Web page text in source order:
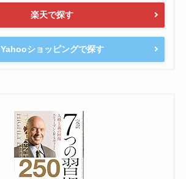
楽天で探す
Yahooショッピングで探す